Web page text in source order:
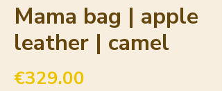
Mama bag | apple
leather | camel
€329.00